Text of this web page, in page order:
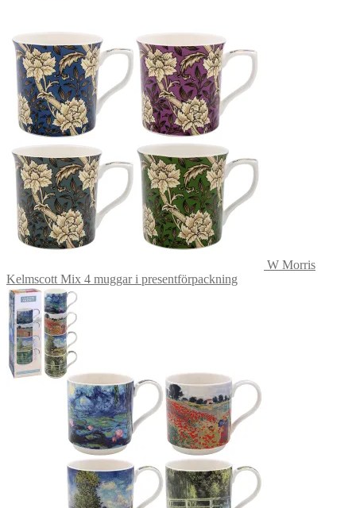
W Morris
Kelmscott Mix 4 muggar i presentförpackning